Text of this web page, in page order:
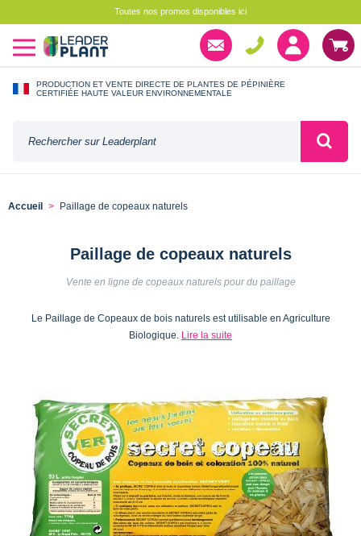
Toutes nos promos disponibles ici
PRODUCTION ET VENTE DIRECTE DE PLANTES DE PÉPINIÈRE
CERTIFIÉE HAUTE VALEUR ENVIRONNEMENTALE
Accueil Paillage de copeaux naturels
Paillage de copeaux naturels
Vente en ligne de copeaux naturels pour du paillage
Le Paillage de Copeaux de bois naturels est utilisable en Agriculture
Biologique. Lire la suite